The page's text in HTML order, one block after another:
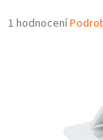
Průměrné
1 hodnocení